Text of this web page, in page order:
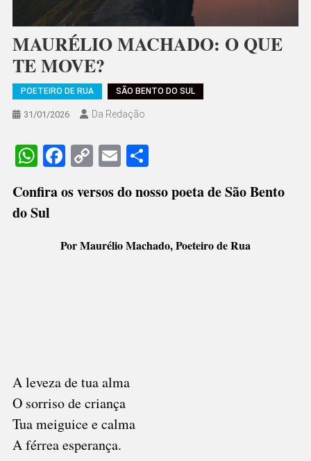
MAURÉLIO MACHADO: O QUE
TE MOVE?
POETEIRO DE RUA SÃO BENTO DO SUL
31/01/2026 Da Redação
WhatsApp
Facebook
CopyEmailShare
Confira os versos do nosso poeta de São Bento
do Sul
Por Maurélio Machado, Poeteiro de Rua
A leveza de tua alma
O sorriso de criança
Tua meiguice e calma
A férrea esperança.